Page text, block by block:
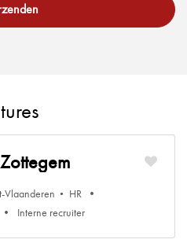
Vlaanderen
HR
Interne recruiter